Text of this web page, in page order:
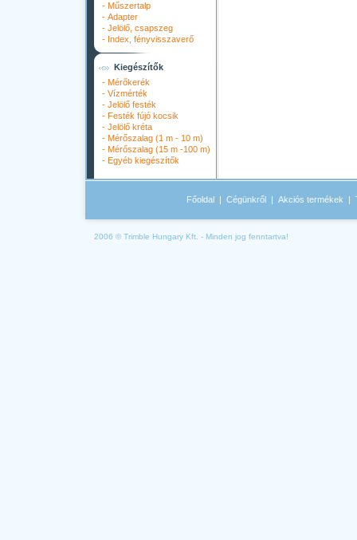
- Műszertalp
- Adapter
- Jelölő, csapszeg
- Index, fényvisszaverő
Kiegészítők
- Mérőkerék
- Vízmérték
- Jelölő festék
- Festék fújó kocsik
- Jelölő kréta
- Mérőszalag (1 m - 10 m)
- Mérőszalag (15 m -100 m)
- Egyéb kiegészítők
Főoldal | Cégünkről | Akciós termékek |
2006 © Trimble Hungary Kft. - Minden jog fenntartva!